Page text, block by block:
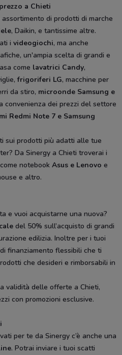
a Chieti
di prodotti di marche
, Daikin, e tantissime altre.
i videogiochi, ma anche
un'ampia scelta di grandi e
come lavatrici Candy,
frigoriferi LG, macchine per
da stiro, microonde Samsung e
convenienza dei prezzi del settore
Redmi Note 7 e Samsung
sui prodotti più adatti alle tue
Da Sinergy a Chieti troverai i
notebook Asus e Lenovo e
e altro.
e vuoi acquistarne una nuova?
del 50% sull’acquisto di grandi
edilizia. Inoltre per i tuoi
finanziamento flessibili che ti
che desideri e rimborsabili in
validità delle offerte a Chieti,
con promozioni esclusive.
per te da Sinergy c’è anche una
. Potrai inviare i tuoi scatti